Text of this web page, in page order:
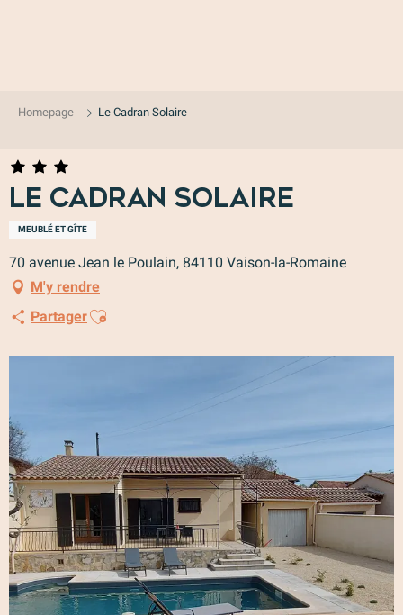
Homepage Le Cadran Solaire
Le Cadran Solaire
MEUBLÉ ET GÎTE
70 avenue Jean le Poulain, 84110 Vaison-la-Romaine
M'y rendre
PartagerAjouter aux favoris